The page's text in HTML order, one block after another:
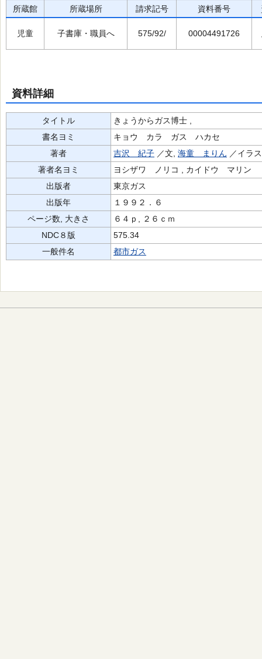
所蔵館 所蔵場所 請求記号 資料番号
児童 子書庫・職員へ 575/92/ 00004491726
資料詳細
タイトル
きょうからガス博士 ,
書名ヨミ
キョウ カラ ガス ハカセ
著者
吉沢 紀子 ／文, 海童 まりん ／イラ
著者名ヨミ
ヨシザワ ノリコ , カイドウ マリン
出版者
東京ガス
出版年
１９９２．６
ページ数, 大きさ
６４ｐ, ２６ｃｍ
NDC８版
575.34
一般件名
都市ガス